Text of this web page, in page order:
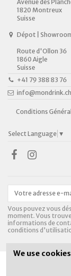
Avenue des
1820 Montreux
Suisse
Dépot |
Route d'Ollon 36
1860 Aigle
Suisse
+41 79 388 83 76
info@mondrink.ch
Conditions
Select Language ▼
Vous pouvez vous
moment. Vous
informations de
conditions
We use